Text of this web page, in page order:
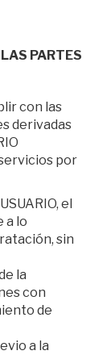
PARTES
con las
derivadas
por
el
a lo
sin
la
con
de
a la